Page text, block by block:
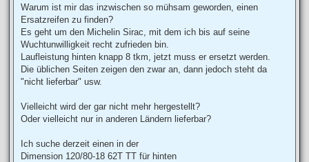
i
r
a
Warum ist mir das inzwischen so mühsam geworden, einen
Ersatzreifen zu finden?
Es geht um den Michelin Sirac, mit dem ich bis auf seine
Wuchtunwilligkeit recht zufrieden bin.
Laufleistung hinten knapp 8 tkm, jetzt muss er ersetzt werden.
Die üblichen Seiten zeigen den zwar an, dann jedoch steht da
"nicht lieferbar" usw.
Vielleicht wird der gar nicht mehr hergestellt?
Oder vielleicht nur in anderen Ländern lieferbar?
Ich suche derzeit einen in der
Dimension 120/80-18 62T TT für hinten